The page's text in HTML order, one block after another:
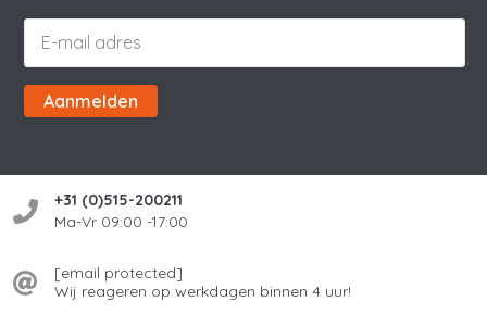
Aanmelden
+31 (0)515-200211
Ma-Vr 09:00 -17:00
[email protected]
Wij reageren op werkdagen binnen 4 uur!